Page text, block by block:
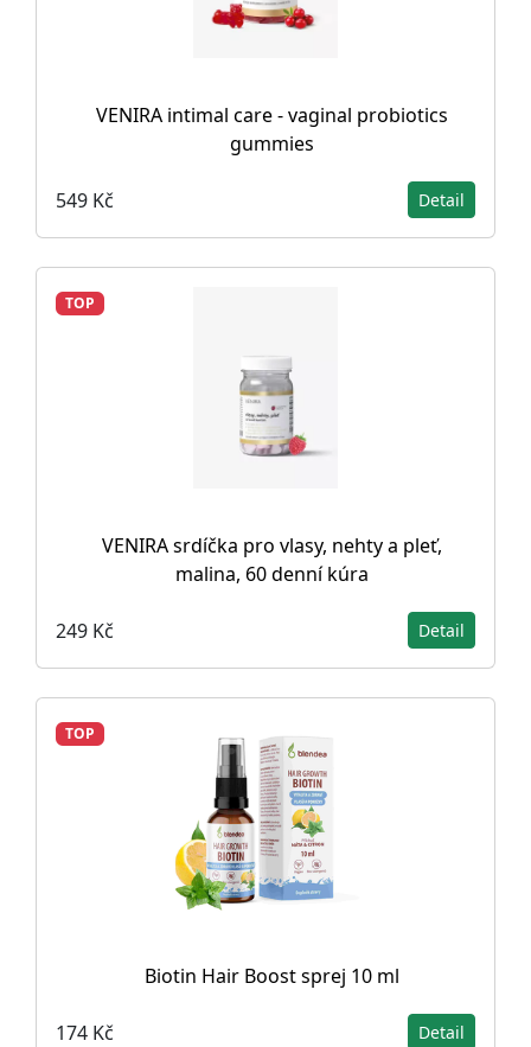
VENIRA intimal care - vaginal probiotics
gummies
549 Kč Detail
TOP
VENIRA srdíčka pro vlasy, nehty a pleť,
malina, 60 denní kúra
249 Kč Detail
TOP
Biotin Hair Boost sprej 10 ml
174 Kč Detail